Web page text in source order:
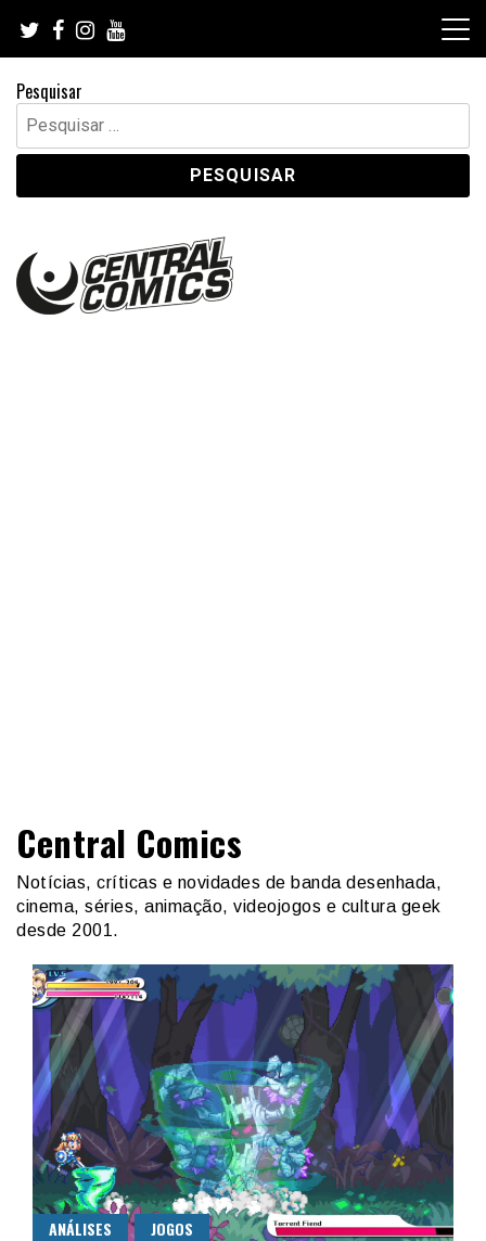
content
Pesquisar
Pesquisar
por:
Central Comics
Notícias, críticas e novidades de banda desenhada,
cinema, séries, animação, videojogos e cultura geek
desde 2001.
ANÁLISES JOGOS